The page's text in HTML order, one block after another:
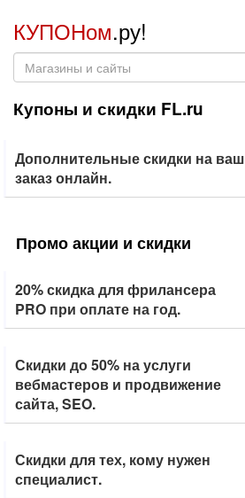
КУПОНом.ру!
Купоны и скидки FL.ru
Дополнительные скидки на ваш
заказ онлайн.
Промо акции и скидки
20% скидка для фрилансера
PRO при оплате на год.
Скидки до 50% на услуги
вебмастеров и продвижение
сайта, SEO.
Скидки для тех, кому нужен
специалист.